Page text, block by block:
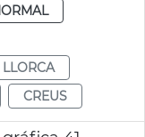
CREUS